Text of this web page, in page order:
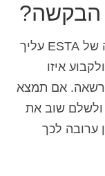
הבקשה?
אם אתה סבור שטעית בטופס הבקשה של ESTA עליך
איזו
אם תמצא
ולשלם שוב את
ערובה לכך